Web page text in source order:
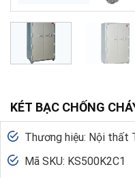
KÉT BẠC CHỐNG
Thương hiệu: Nội thất
Mã SKU: KS500K2C1